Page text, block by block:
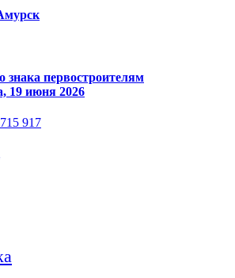
знака первостроителям
19 июня 2026